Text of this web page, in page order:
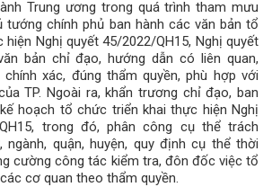
Trung ương trong quá trình tham mưu
tướng chính phủ ban hành các văn bản tổ
Nghị quyết 45/2022/QH15, Nghị quyết
bản chỉ đạo, hướng dẫn có liên quan,
xác, đúng thẩm quyền, phù hợp với
TP. Ngoài ra, khẩn trương chỉ đạo, ban
hoạch tổ chức triển khai thực hiện Nghị
trong đó, phân công cụ thể trách
quận, huyện, quy định cụ thể thời
cường công tác kiểm tra, đôn đốc việc tổ
cơ quan theo thẩm quyền.